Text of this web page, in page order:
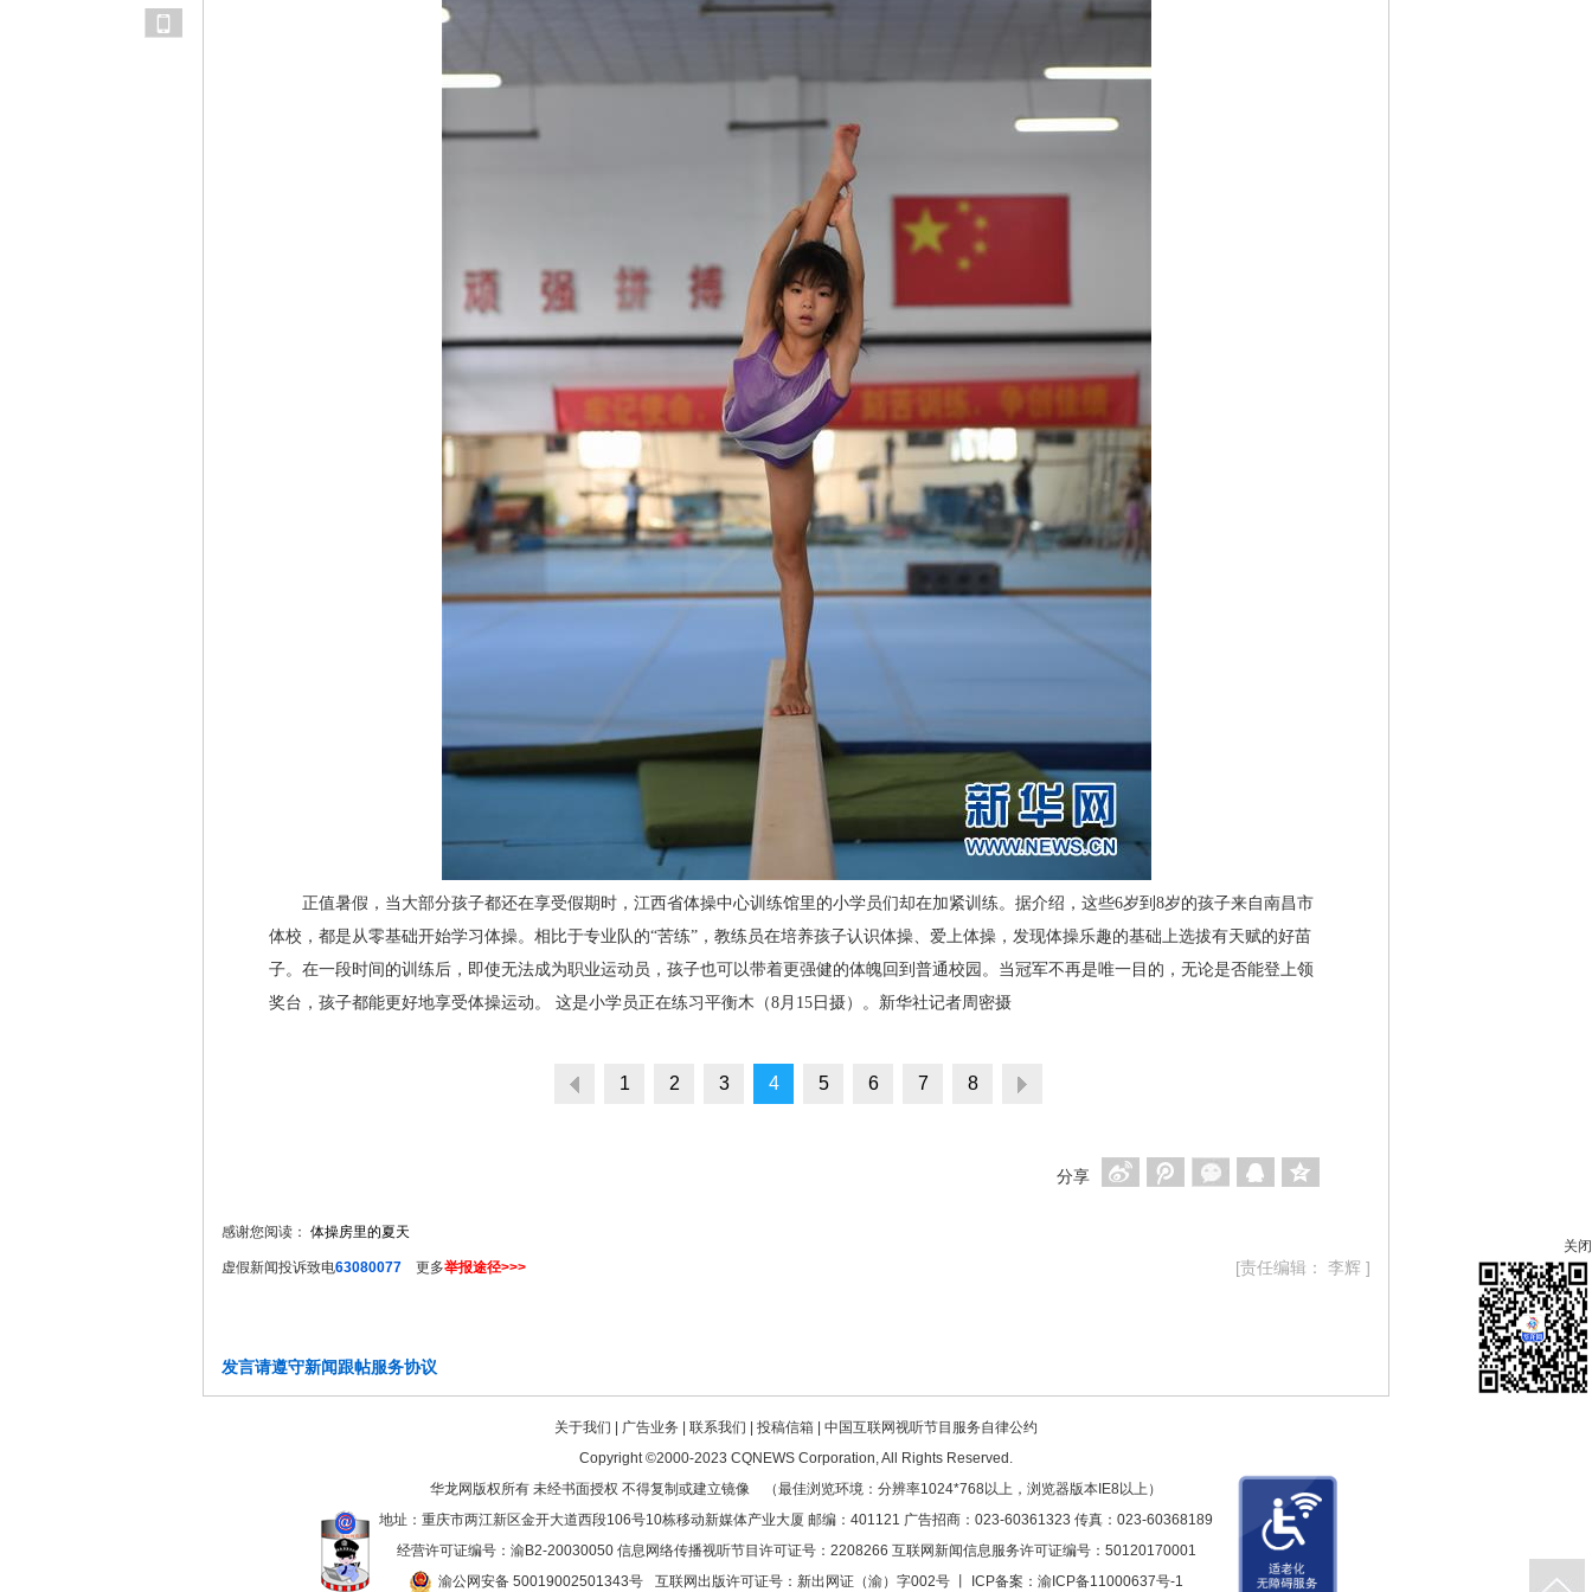
正值暑假，当大部分孩子都还在享受假期时，江西省体操中心训练馆里的小学员们却在加紧训练。据介绍，这些6岁到8岁的孩子来自南昌市
体校，都是从零基础开始学习体操。相比于专业队的“苦练”，教练员在培养孩子认识体操、爱上体操，发现体操乐趣的基础上选拔有天赋的好苗
子。在一段时间的训练后，即使无法成为职业运动员，孩子也可以带着更强健的体魄回到普通校园。当冠军不再是唯一目的，无论是否能登上领
奖台，孩子都能更好地享受体操运动。 这是小学员正在练习平衡木（8月15日摄）。新华社记者周密摄
1 2 3 4 5 6 7 8
分享
感谢您阅读： 体操房里的夏天
虚假新闻投诉致电63080077 更多举报途径>>> [责任编辑： 李辉 ]
发言请遵守新闻跟帖服务协议
关于我们 广告业务 联系我们 投稿信箱
中国互联网视听节目服务自律公约
Copyright ©2000-2023 CQNEWS Corporation, All Rights Reserved.
华龙网版权所有 未经书面授权 不得复制或建立镜像 （最佳浏览环境：分辨率1024*768以上，浏览器版本IE8以上）
地址：重庆市两江新区金开大道西段106号10栋移动新媒体产业大厦 邮编：401121 广告招商：023-60361323 传真：023-60368189
经营许可证编号：渝B2-20030050 信息网络传播视听节目许可证号：2208266 互联网新闻信息服务许可证编号：50120170001
渝公网安备 50019002501343号
互联网出版许可证号：新出网证（渝）字002号 丨 ICP备案： 渝ICP备11000637号-1
关闭